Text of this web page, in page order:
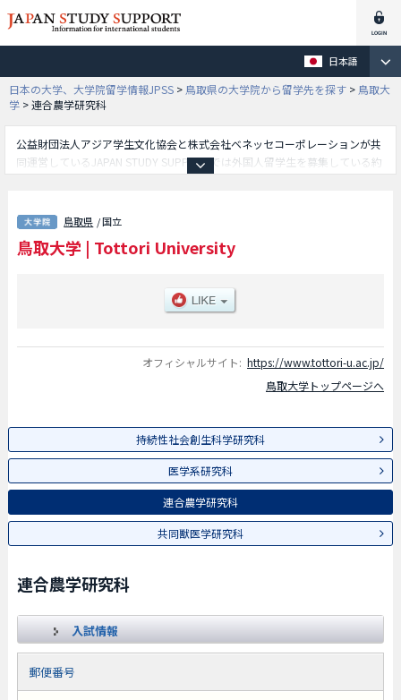
日本語
日本の大学、大学院留学情報JPSS > 鳥取県の大学院から留学先を探す > 鳥取大
学 >連合農学研究科
公益財団法人アジア学生文化協会と株式会社ベネッセコーポレーションが共
同運営しているJAPAN STUDY SUPPORTでは外国人留学生を募集している約
研究科や医学系研究科や連合農学研究科や共同獣医学研究科等、研究科別情
報や、募集定員や合格者数など入試情報、施設案内、アクセスなど外国人留
学生に必要な情報を掲載しているので是非ご利用ください。
鳥取県 / 国立
鳥取大学 | Tottori University
オフィシャルサイト: https://www.tottori-u.ac.jp/
鳥取大学トップページへ
持続性社会創生科学研究科
医学系研究科
連合農学研究科
共同獣医学研究科
連合農学研究科
入試情報
郵便番号